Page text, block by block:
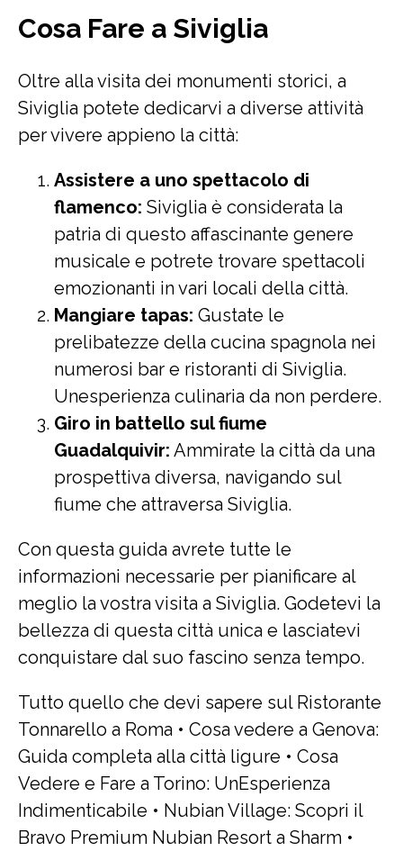
Cosa Fare a Siviglia
Oltre alla visita dei monumenti storici, a
Siviglia potete dedicarvi a diverse attività
per vivere appieno la città:
Assistere a uno spettacolo di
flamenco: Siviglia è considerata la
patria di questo affascinante genere
musicale e potrete trovare spettacoli
emozionanti in vari locali della città.
Mangiare tapas: Gustate le
prelibatezze della cucina spagnola nei
numerosi bar e ristoranti di Siviglia.
Unesperienza culinaria da non perdere.
Giro in battello sul fiume
Guadalquivir: Ammirate la città da una
prospettiva diversa, navigando sul
fiume che attraversa Siviglia.
Con questa guida avrete tutte le
informazioni necessarie per pianificare al
meglio la vostra visita a Siviglia. Godetevi la
bellezza di questa città unica e lasciatevi
conquistare dal suo fascino senza tempo.
Tutto quello che devi sapere sul Ristorante
Tonnarello a Roma • Cosa vedere a Genova:
Guida completa alla città ligure • Cosa
Vedere e Fare a Torino: UnEsperienza
Indimenticabile • Nubian Village: Scopri il
Bravo Premium Nubian Resort a Sharm •